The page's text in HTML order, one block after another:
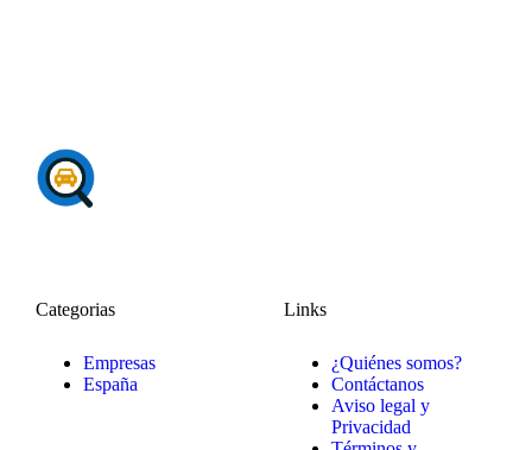
Categorias
Empresas
España
Links
¿Quiénes somos?
Contáctanos
Aviso legal y
Privacidad